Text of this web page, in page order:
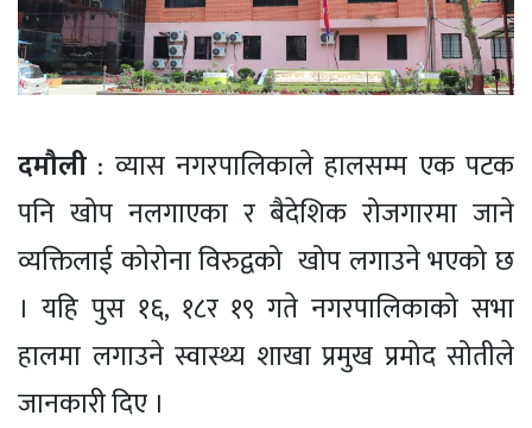
दमौली : व्यास नगरपालिकाले हालसम्म एक पटक
पनि खोप नलगाएका र बैदेशिक रोजगारमा जाने
व्यक्तिलाई कोरोना विरुद्वको खोप लगाउने भएको छ
। यहि पुस १६, १८र १९ गते नगरपालिकाको सभा
हालमा लगाउने स्वास्थ्य शाखा प्रमुख प्रमोद सोतीले
जानकारी दिए ।